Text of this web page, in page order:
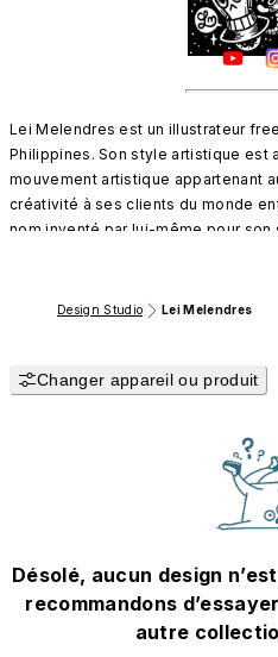
Lei Melendres est un illustrateur
Philippines. Son style artistique est
mouvement artistique appartenant
créativité à ses clients du monde
nom inventé par lui-même pour
Design Studio Lei Melendres
Changer appareil ou produit
Désolé, aucun design
recommandons
autre